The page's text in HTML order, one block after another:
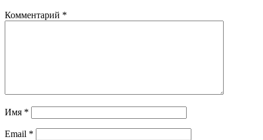
Комментарий *
Имя *
Email *